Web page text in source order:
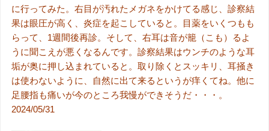
に行ってみた。右目が汚れたメガネをかけてる感じ、診察結
果は眼圧が高く、炎症を起こしていると。目薬をいくつもも
らって、1週間後再診。そして、右耳は音が籠（こも）るよ
うに聞こえが悪くなるんです。診察結果はウンチのような耳
垢が奥に押し込まれていると。取り除くとスッキリ、耳掻き
は使わないように、自然に出て来るというが痒くてね。他に
足腰指も痛いが今のところ我慢ができそうだ・・・。
2024/05/31